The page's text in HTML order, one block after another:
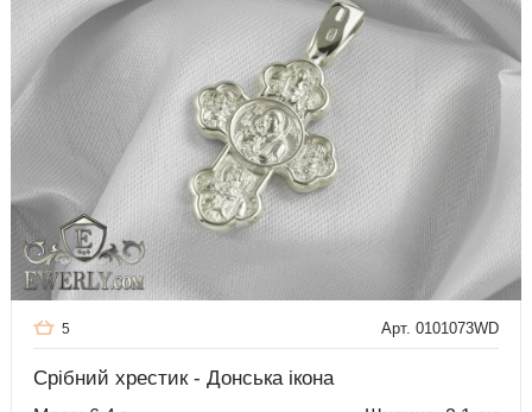
Арт. 0101073WD
5
Срібний хрестик - Донська ікона